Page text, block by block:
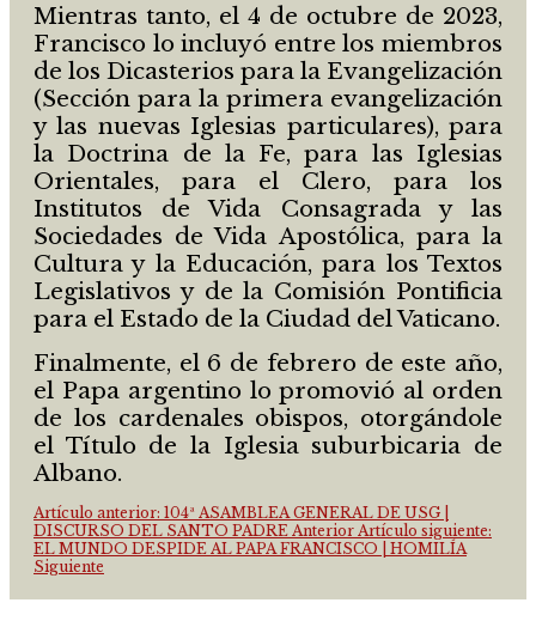
Mientras tanto, el 4 de octubre de 2023,
Francisco lo incluyó entre los miembros
de los Dicasterios para la Evangelización
(Sección para la primera evangelización
y las nuevas Iglesias particulares), para
la Doctrina de la Fe, para las Iglesias
Orientales, para el Clero, para los
Institutos de Vida Consagrada y las
Sociedades de Vida Apostólica, para la
Cultura y la Educación, para los Textos
Legislativos y de la Comisión Pontificia
para el Estado de la Ciudad del Vaticano.
Finalmente, el 6 de febrero de este año,
el Papa argentino lo promovió al orden
de los cardenales obispos, otorgándole
el Título de la Iglesia suburbicaria de
Albano.
Artículo anterior: 104ª ASAMBLEA GENERAL DE USG |
DISCURSO DEL SANTO PADRE Anterior Artículo siguiente:
EL MUNDO DESPIDE AL PAPA FRANCISCO | HOMILÍA
Siguiente